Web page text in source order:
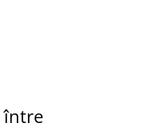
între